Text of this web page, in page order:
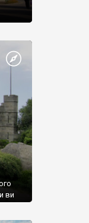
ви